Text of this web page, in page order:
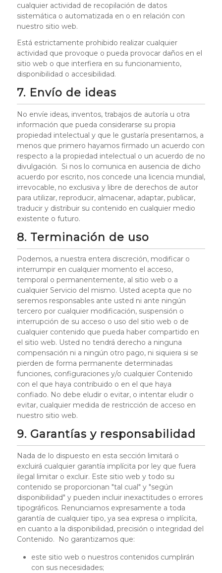
cualquier actividad de recopilación de datos
sistemática o automatizada en o en relación con
nuestro sitio web.
Está estrictamente prohibido realizar cualquier
actividad que provoque o pueda provocar daños en el
sitio web o que interfiera en su funcionamiento,
disponibilidad o accesibilidad.
7. Envío de ideas
No envíe ideas, inventos, trabajos de autoría u otra
información que pueda considerarse su propia
propiedad intelectual y que le gustaría presentarnos, a
menos que primero hayamos firmado un acuerdo con
respecto a la propiedad intelectual o un acuerdo de no
divulgación. Si nos lo comunica en ausencia de dicho
acuerdo por escrito, nos concede una licencia mundial,
irrevocable, no exclusiva y libre de derechos de autor
para utilizar, reproducir, almacenar, adaptar, publicar,
traducir y distribuir su contenido en cualquier medio
existente o futuro.
8. Terminación de uso
Podemos, a nuestra entera discreción, modificar o
interrumpir en cualquier momento el acceso,
temporal o permanentemente, al sitio web o a
cualquier Servicio del mismo. Usted acepta que no
seremos responsables ante usted ni ante ningún
tercero por cualquier modificación, suspensión o
interrupción de su acceso o uso del sitio web o de
cualquier contenido que pueda haber compartido en
el sitio web. Usted no tendrá derecho a ninguna
compensación ni a ningún otro pago, ni siquiera si se
pierden de forma permanente determinadas
funciones, configuraciones y/o cualquier Contenido
con el que haya contribuido o en el que haya
confiado. No debe eludir o evitar, o intentar eludir o
evitar, cualquier medida de restricción de acceso en
nuestro sitio web.
9. Garantías y responsabilidad
Nada de lo dispuesto en esta sección limitará o
excluirá cualquier garantía implícita por ley que fuera
ilegal limitar o excluir. Este sitio web y todo su
contenido se proporcionan "tal cual" y "según
disponibilidad" y pueden incluir inexactitudes o errores
tipográficos. Renunciamos expresamente a toda
garantía de cualquier tipo, ya sea expresa o implícita,
en cuanto a la disponibilidad, precisión o integridad del
Contenido. No garantizamos que:
este sitio web o nuestros contenidos cumplirán
con sus necesidades;